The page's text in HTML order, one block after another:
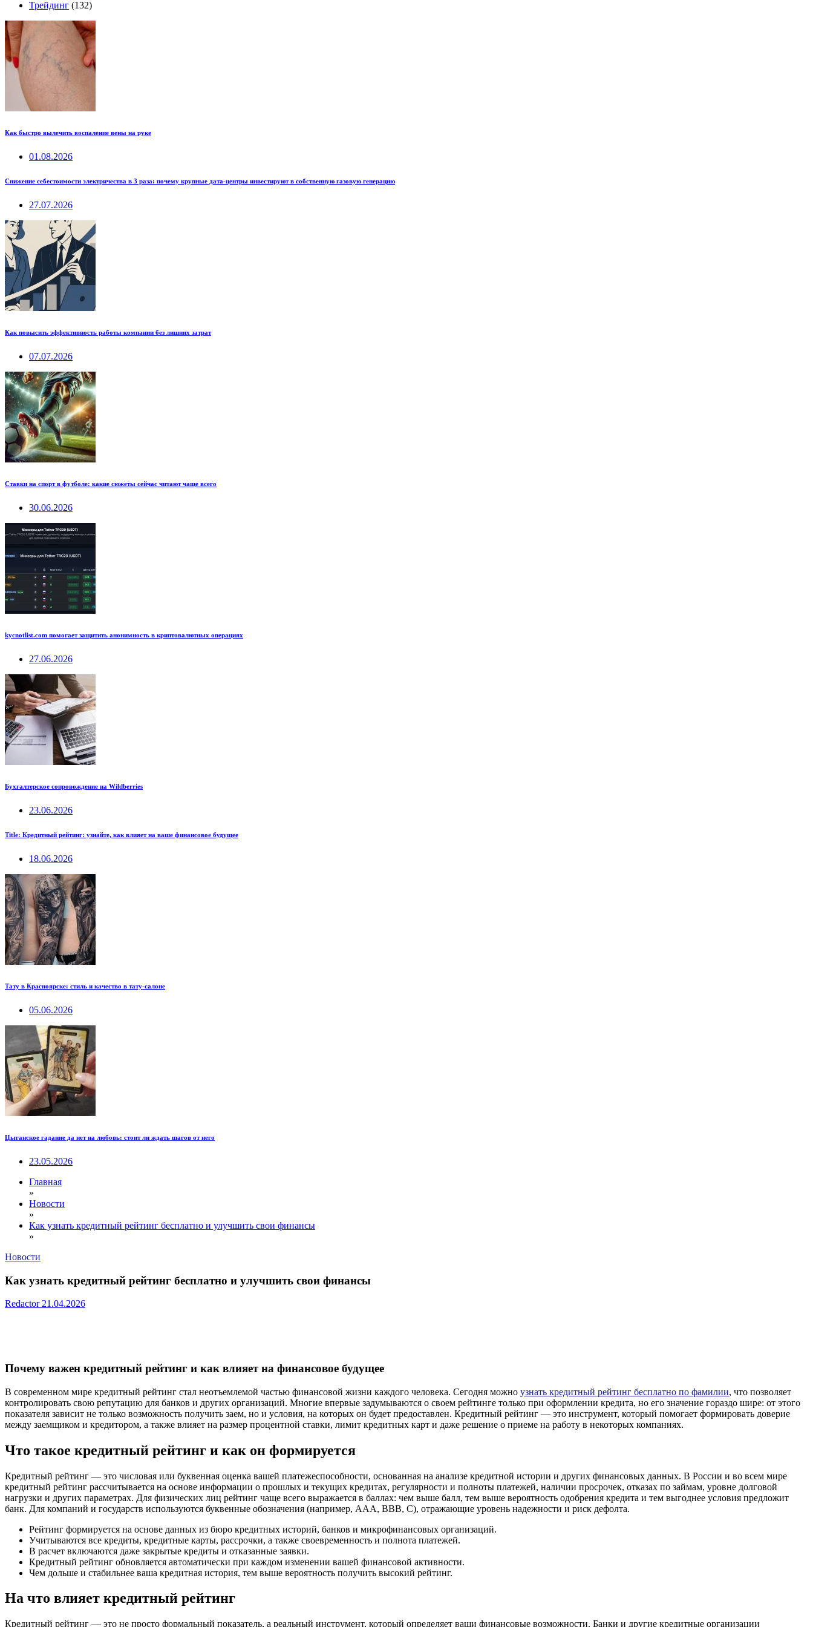
Трейдинг (132)
Как быстро вылечить воспаление вены на руке
01.08.2026
Снижение себестоимости электричества в 3 раза: почему крупные дата-центры инвестируют в собственную газовую генерацию
27.07.2026
Как повысить эффективность работы компании без лишних затрат
07.07.2026
Ставки на спорт в футболе: какие сюжеты сейчас читают чаще всего
30.06.2026
kycnotlist.com помогает защитить анонимность в криптовалютных операциях
27.06.2026
Бухгалтерское сопровождение на Wildberries
23.06.2026
Title: Кредитный рейтинг: узнайте, как влияет на ваше финансовое будущее
18.06.2026
Тату в Красноярске: стиль и качество в тату-салоне
05.06.2026
Цыганское гадание да нет на любовь: стоит ли ждать шагов от него
23.05.2026
Главная
»
Новости
»
Как узнать кредитный рейтинг бесплатно и улучшить свои финансы
»
Новости
Как узнать кредитный рейтинг бесплатно и улучшить свои финансы
Redactor 21.04.2026
Почему важен кредитный рейтинг и как влияет на финансовое будущее
В современном мире кредитный рейтинг стал неотъемлемой частью финансовой жизни каждого человека. Сегодня можно узнать кредитный рейтинг бесплатно по фамилии, что позволяет
контролировать свою репутацию для банков и других организаций. Многие впервые задумываются о своем рейтинге только при оформлении кредита, но его значение гораздо шире: от этого
показателя зависит не только возможность получить заем, но и условия, на которых он будет предоставлен. Кредитный рейтинг — это инструмент, который помогает формировать доверие
между заемщиком и кредитором, а также влияет на размер процентной ставки, лимит кредитных карт и даже решение о приеме на работу в некоторых компаниях.
Что такое кредитный рейтинг и как он формируется
Кредитный рейтинг — это числовая или буквенная оценка вашей платежеспособности, основанная на анализе кредитной истории и других финансовых данных. В России и во всем мире
кредитный рейтинг рассчитывается на основе информации о прошлых и текущих кредитах, регулярности и полноты платежей, наличии просрочек, отказах по займам, уровне долговой
нагрузки и других параметрах. Для физических лиц рейтинг чаще всего выражается в баллах: чем выше балл, тем выше вероятность одобрения кредита и тем выгоднее условия предложит
банк. Для компаний и государств используются буквенные обозначения (например, AAA, BBB, C), отражающие уровень надежности и риск дефолта.
Рейтинг формируется на основе данных из бюро кредитных историй, банков и микрофинансовых организаций.
Учитываются все кредиты, кредитные карты, рассрочки, а также своевременность и полнота платежей.
В расчет включаются даже закрытые кредиты и отказанные заявки.
Кредитный рейтинг обновляется автоматически при каждом изменении вашей финансовой активности.
Чем дольше и стабильнее ваша кредитная история, тем выше вероятность получить высокий рейтинг.
На что влияет кредитный рейтинг
Кредитный рейтинг — это не просто формальный показатель, а реальный инструмент, который определяет ваши финансовые возможности. Банки и другие кредитные организации